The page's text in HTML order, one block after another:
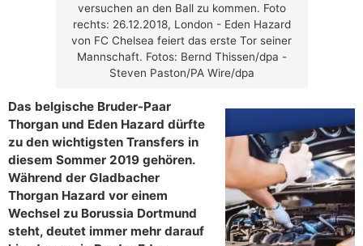
versuchen an den Ball zu kommen. Foto
rechts: 26.12.2018, London - Eden Hazard
von FC Chelsea feiert das erste Tor seiner
Mannschaft. Fotos: Bernd Thissen/dpa -
Steven Paston/PA Wire/dpa
Das belgische Bruder-Paar
Thorgan und Eden Hazard dürfte
zu den wichtigsten Transfers in
diesem Sommer 2019 gehören.
Während der Gladbacher
Thorgan Hazard vor einem
Wechsel zu Borussia Dortmund
steht, deutet immer mehr darauf